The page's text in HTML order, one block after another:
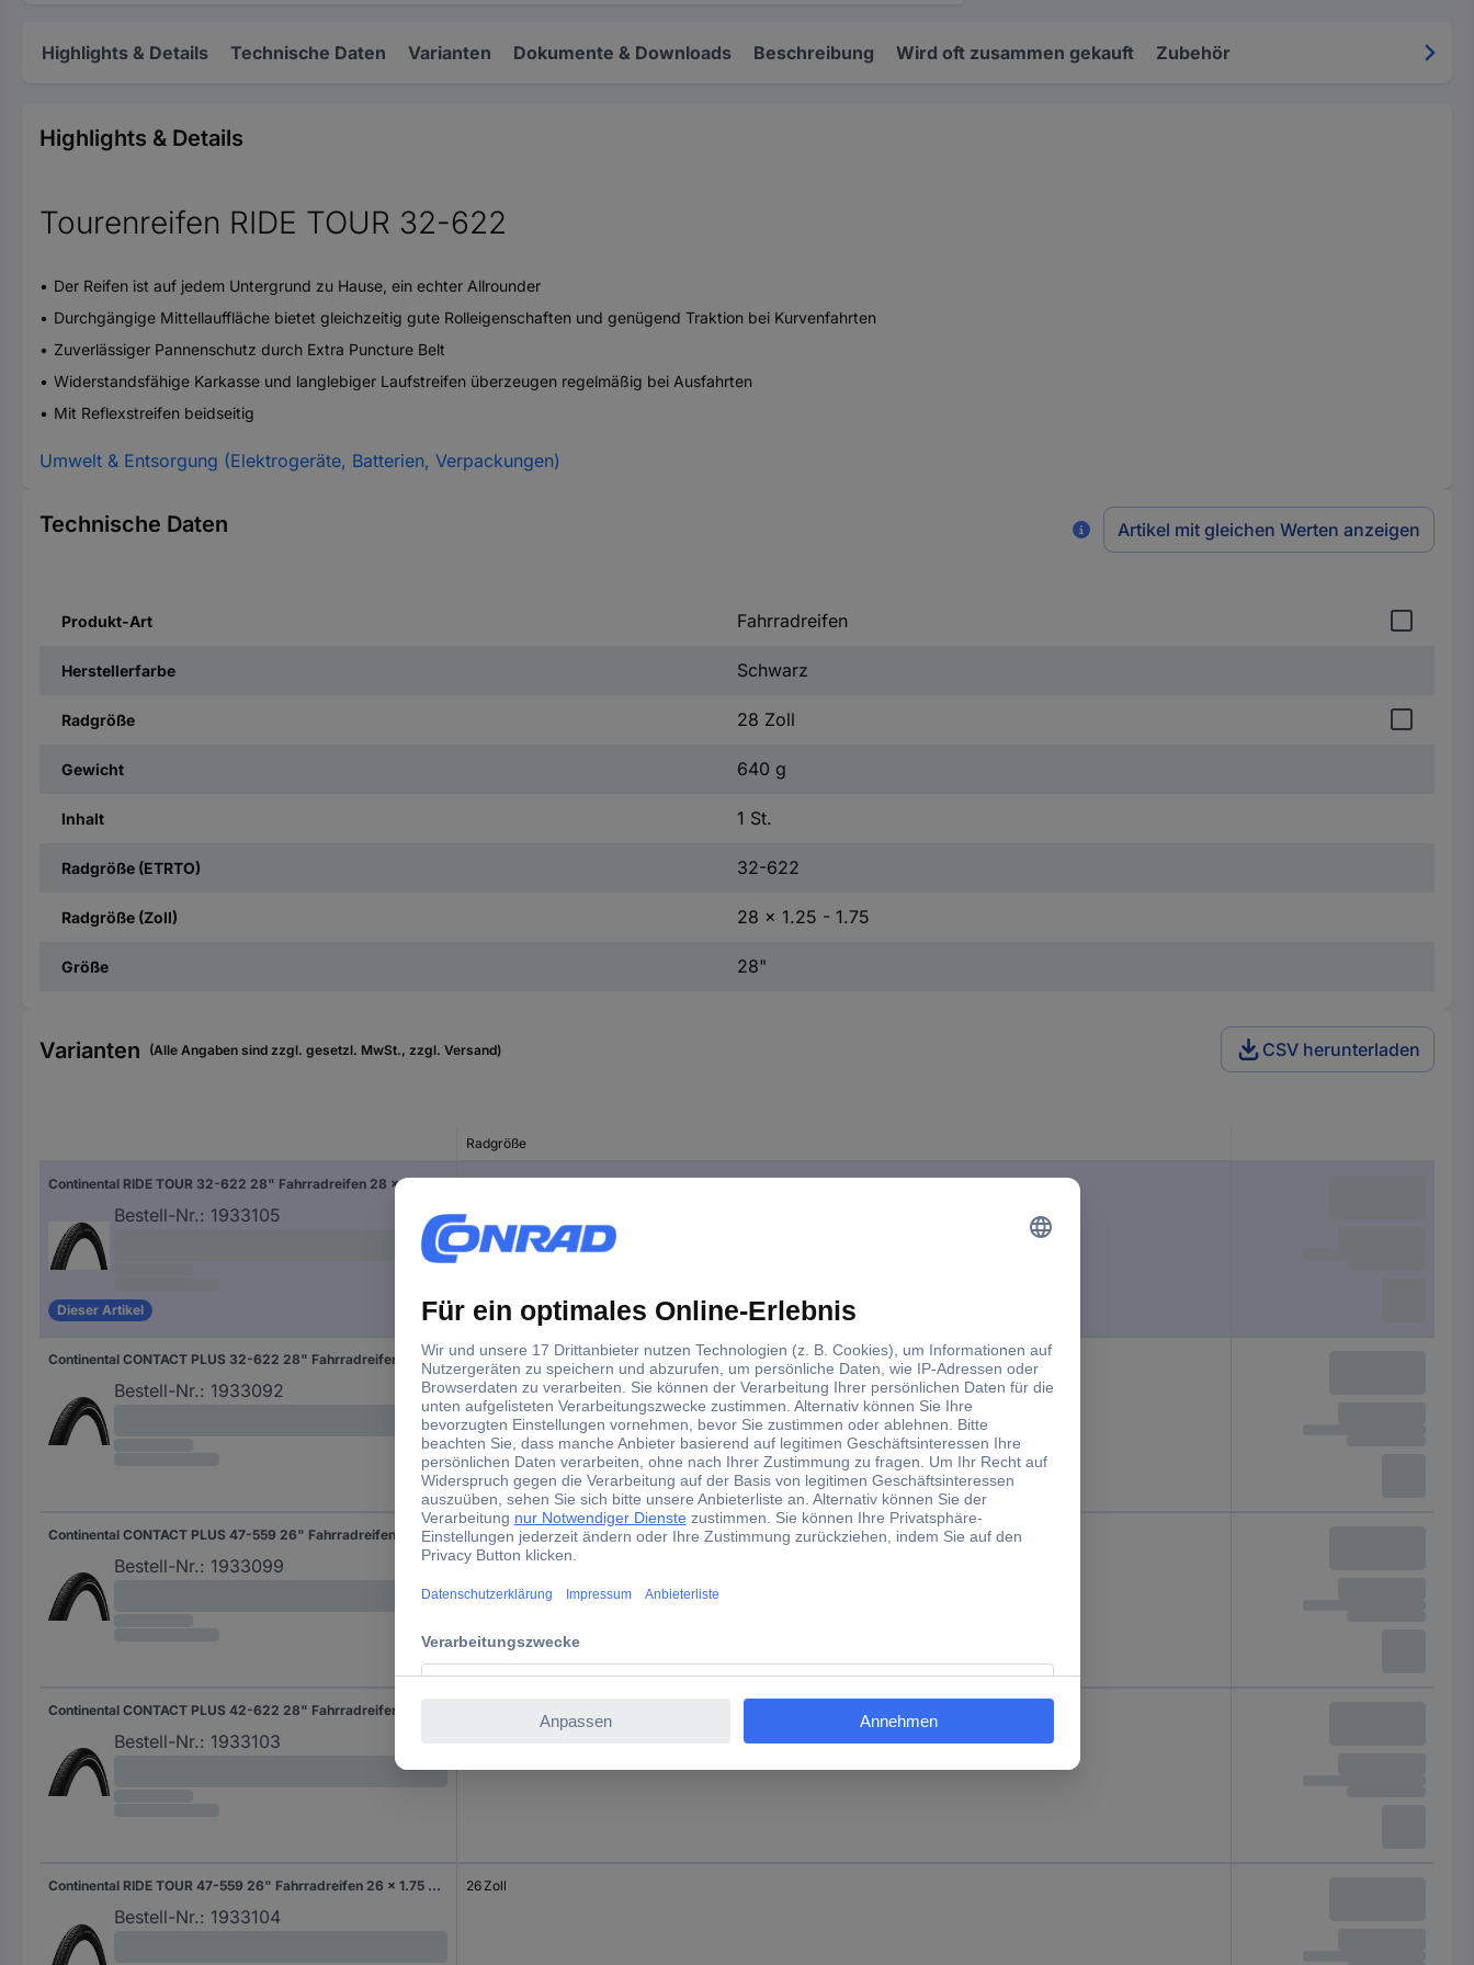
Highlights & Details Technische Daten Varianten Dokumente & Downloads Beschreibung Wird oft zusammen gekauft Zubehör
Highlights & Details
Tourenreifen RIDE TOUR 32-622
Der Reifen ist auf jedem Untergrund zu Hause, ein echter Allrounder
Durchgängige Mittellauffläche bietet gleichzeitig gute Rolleigenschaften und genügend Traktion bei Kurvenfahrten
Zuverlässiger Pannenschutz durch Extra Puncture Belt
Widerstandsfähige Karkasse und langlebiger Laufstreifen überzeugen regelmäßig bei Ausfahrten
Mit Reflexstreifen beidseitig
Umwelt & Entsorgung (Elektrogeräte, Batterien, Verpackungen)
Technische Daten Artikel mit gleichen Werten anzeigen
Produkt-Art Fahrradreifen
Herstellerfarbe Schwarz
Radgröße 28 Zoll
Gewicht 640 g
Inhalt 1 St.
Radgröße (ETRTO) 32-622
Radgröße (Zoll) 28 x 1.25 - 1.75
Größe 28"
Varianten (Alle Angaben sind zzgl. gesetzl. MwSt., zzgl. Versand) CSV herunterladen
Radgröße
Continental RIDE TOUR 32-622 28" Fahrradreifen 28 x 1.25 - 1.75 Schwarz
Bestell-Nr.: 1933105
Dieser Artikel
28 Zoll
Continental CONTACT PLUS 32-622 28" Fahrradreifen 28 x 1.25 - 1.75 Schwarz
Bestell-Nr.: 1933092
28 Zoll
Continental CONTACT PLUS 47-559 26" Fahrradreifen 26 x 1.75 Schwarz
Bestell-Nr.: 1933099
26 Zoll
Bestell-Nr.: 1933103
Continental RIDE TOUR 47-559 26" Fahrradreifen 26 x 1.75 Schwarz
Bestell-Nr.: 1933104
26 Zoll